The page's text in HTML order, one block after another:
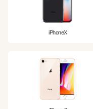
iPhoneX